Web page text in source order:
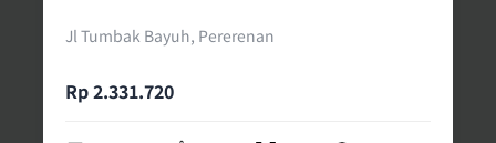
Jl Tumbak Bayuh, Pererenan
Rp 2.331.720